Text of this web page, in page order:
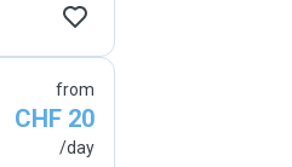
from
CHF 20
/day